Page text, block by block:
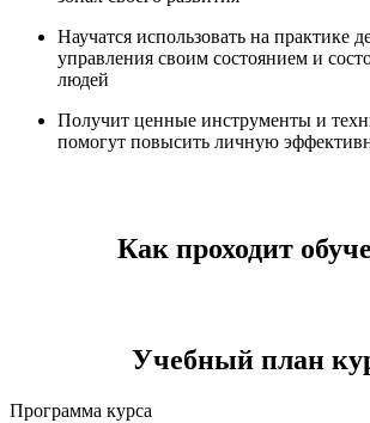
Научатся использовать на практике
управления своим состоянием и
людей
Получит ценные инструменты и
помогут повысить личную
Как проходит
Учебный план
Программа курса